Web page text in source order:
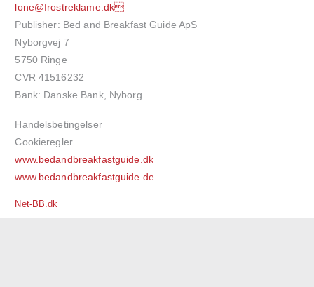
lone@frostreklame.dk
Publisher: Bed and Breakfast Guide ApS
Nyborgvej 7
5750 Ringe
CVR 41516232
Bank: Danske Bank, Nyborg
Handelsbetingelser
Cookieregler
www.bedandbreakfastguide.dk
www.bedandbreakfastguide.de
Net-BB.dk